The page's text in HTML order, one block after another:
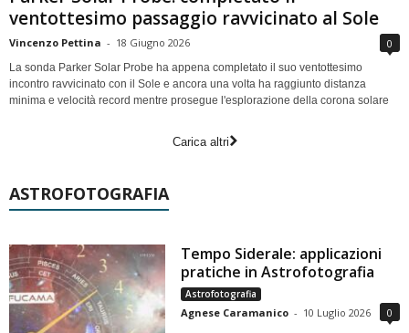
ventottesimo passaggio ravvicinato al Sole
Vincenzo Pettina - 18 Giugno 2026 0
La sonda Parker Solar Probe ha appena completato il suo ventottesimo
incontro ravvicinato con il Sole e ancora una volta ha raggiunto distanza
minima e velocità record mentre prosegue l'esplorazione della corona solare
Carica altri
ASTROFOTOGRAFIA
Tempo Siderale: applicazioni
pratiche in Astrofotografia
Astrofotografia
Agnese Caramanico - 10 Luglio 2026 0